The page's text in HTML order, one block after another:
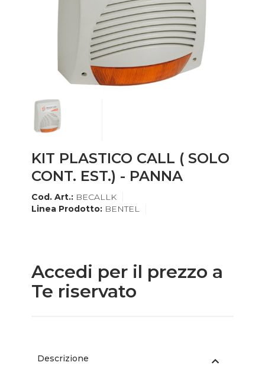
KIT PLASTICO CALL ( SOLO
CONT. EST.) - PANNA
Cod. Art.: BECALLK
Linea Prodotto: BENTEL
Accedi per il prezzo a
Te riservato
Descrizione